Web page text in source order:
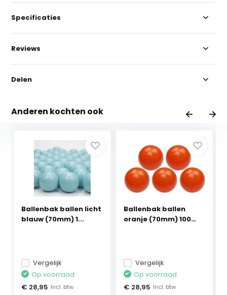
Specificaties
Reviews
Delen
Anderen kochten ook
Ballenbak ballen licht
blauw (70mm) 1...
Vergelijk
Op voorraad
€ 28,95 Incl. btw
Ballenbak ballen
oranje (70mm) 100
Vergelijk
Op voorraad
€ 28,95 Incl. btw